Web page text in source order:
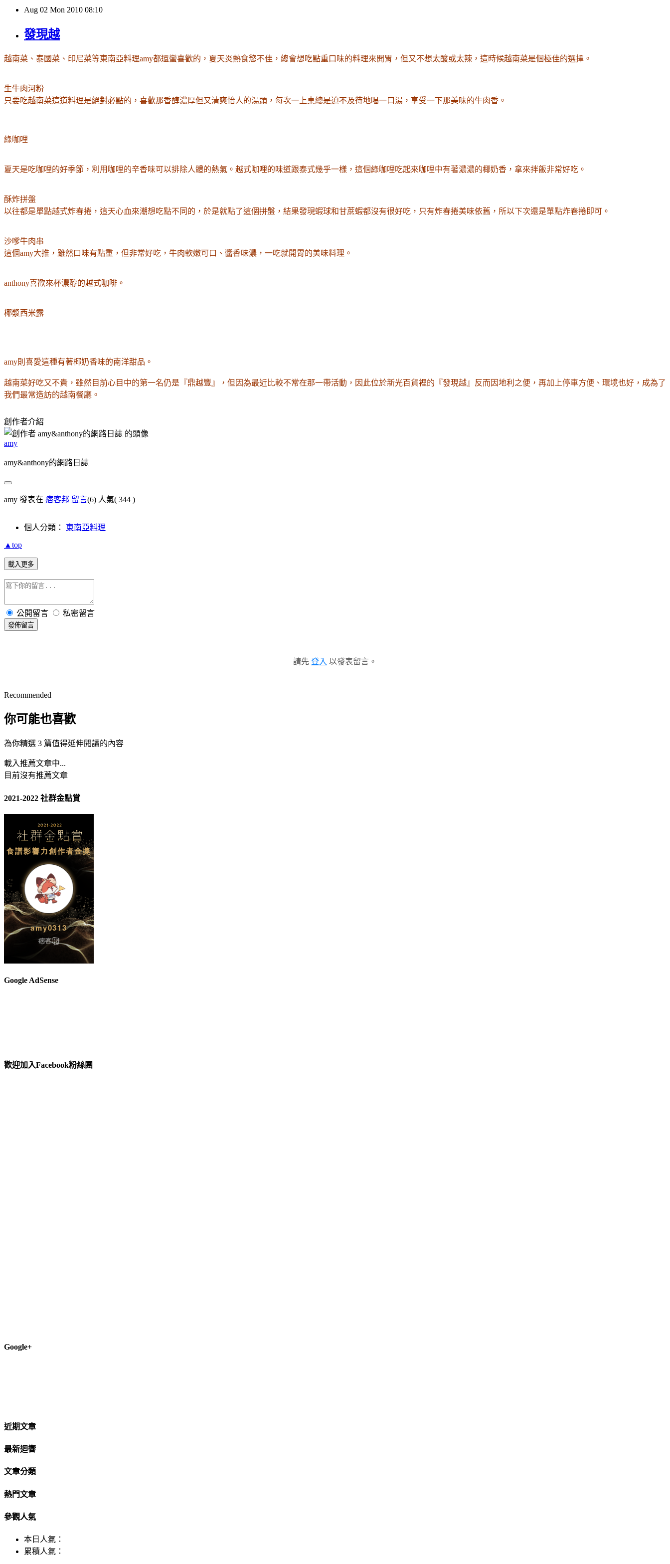
Aug 02 Mon 2010 08:10
發現越
越南菜、泰國菜、印尼菜等東南亞料理amy都還蠻喜歡的，夏天炎熱食慾不佳，總會想吃點重口味的料理來開胃，但又不想太酸或太辣，這時候越南菜是個極佳的選擇。
生牛肉河粉
只要吃越南菜這道料理是絕對必點的，喜歡那香醇濃厚但又清爽怡人的湯頭，每次一上桌總是迫不及待地喝一口湯，享受一下那美味的牛肉香。
綠咖哩
夏天是吃咖哩的好季節，利用咖哩的辛香味可以排除人體的熱氣。越式咖哩的味道跟泰式幾乎一樣，這個綠咖哩吃起來咖哩中有著濃濃的椰奶香，拿來拌飯非常好吃。
酥炸拼盤
以往都是單點越式炸春捲，這天心血來潮想吃點不同的，於是就點了這個拼盤，結果發現蝦球和甘蔗蝦都沒有很好吃，只有炸春捲美味依舊，所以下次還是單點炸春捲即可。
沙嗲牛肉串
這個amy大推，雖然口味有點重，但非常好吃，牛肉軟嫩可口、醬香味濃，一吃就開胃的美味料理。
anthony喜歡來杯濃醇的越式咖啡。
椰漿西米露
amy則喜愛這種有著椰奶香味的南洋甜品。
越南菜好吃又不貴，雖然目前心目中的第一名仍是『鼎越豐』，但因為最近比較不常在那一帶活動，因此位於新光百貨裡的『發現越』反而因地利之便，再加上停車方便、環境也好，成為了
我們最常造訪的越南餐廳。
創作者介紹
amy
amy&anthony的網路日誌
amy 發表在 痞客邦 留言(6) 人氣( 344 )
個人分類： 東南亞料理
▲top
載入更多
公開留言 私密留言
發佈留言
請先 登入 以發表留言。
Recommended
你可能也喜歡
為你精選 3 篇值得延伸閱讀的內容
載入推薦文章中...
目前沒有推薦文章
2021-2022 社群金點賞
Google AdSense
歡迎加入Facebook粉絲團
Google+
近期文章
最新迴響
文章分類
熱門文章
參觀人氣
本日人氣：
累積人氣：